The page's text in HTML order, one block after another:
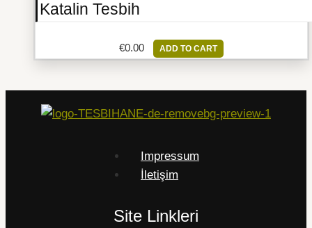
Katalin Tesbih
€0.00 ADD TO CART
Impressum
İletişim
Site Linkleri